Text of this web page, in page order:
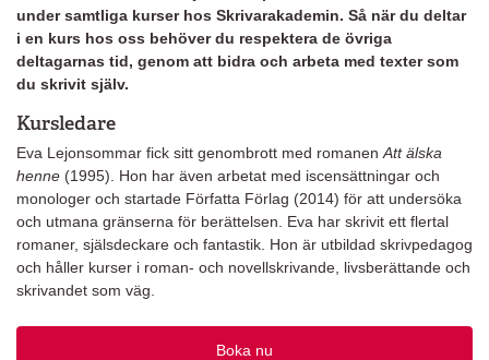
under samtliga kurser hos Skrivarakademin. Så när du deltar
i en kurs hos oss behöver du respektera de övriga
deltagarnas tid, genom att bidra och arbeta med texter som
du skrivit själv.
Kursledare
Eva Lejonsommar fick sitt genombrott med romanenAtt älska
henne (1995). Hon har även arbetat med iscensättningar och
monologer och startade Författa Förlag (2014) för att undersöka
och utmana gränserna för berättelsen. Eva har skrivit ett flertal
romaner, själsdeckare och fantastik. Hon är utbildad skrivpedagog
och håller kurser i roman- och novellskrivande, livsberättande och
skrivandet som väg.
Boka nu